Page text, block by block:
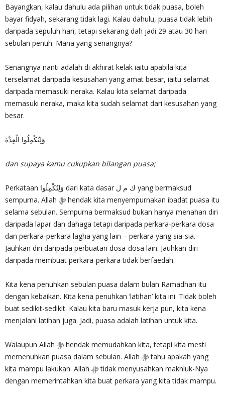
Bayangkan, kalau dahulu ada pilihan untuk tidak puasa, boleh
bayar fidyah, sekarang tidak lagi. Kalau dahulu, puasa tidak lebih
daripada sepuluh hari, tetapi sekarang dah jadi 29 atau 30 hari
sebulan penuh. Mana yang senangnya?
Senangnya nanti adalah di akhirat kelak iaitu apabila kita
terselamat daripada kesusahan yang amat besar, iaitu selamat
daripada memasuki neraka. Kalau kita selamat daripada
memasuki neraka, maka kita sudah selamat dari kesusahan yang
besar.
وَلِتُكْمِلُوا الْعِدَّةَ
dan supaya kamu cukupkan bilangan puasa;
Perkataan وَلِتُكْمِلُوا dari kata dasar ك م ل yang bermaksud
sempurna. Allah ‎ﷻ hendak kita menyempurnakan ibadat puasa itu
selama sebulan. Sempurna bermaksud bukan hanya menahan diri
daripada lapar dan dahaga tetapi daripada perkara-perkara dosa
dan perkara-perkara lagha yang lain – perkara yang sia-sia.
Jauhkan diri daripada perbuatan dosa-dosa lain. Jauhkan diri
daripada membuat perkara-perkara tidak berfaedah.
Kita kena penuhkan sebulan puasa dalam bulan Ramadhan itu
dengan kebaikan. Kita kena penuhkan ‘latihan’ kita ini. Tidak boleh
buat sedikit-sedikit. Kalau kita baru masuk kerja pun, kita kena
menjalani latihan juga. Jadi, puasa adalah latihan untuk kita.
Walaupun Allah ‎ﷻ hendak memudahkan kita, tetapi kita mesti
memenuhkan puasa dalam sebulan. Allah ‎ﷻ tahu apakah yang
kita mampu lakukan. Allah ‎ﷻ tidak menyusahkan makhluk-Nya
dengan memerintahkan kita buat perkara yang kita tidak mampu.